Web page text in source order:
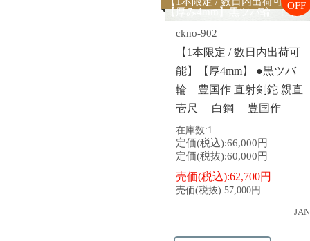
【厚み4mm】黒ツバ輪 白鋼
OFF
ckno-902
【1本限定 / 数日内出荷可
能】【厚4mm】 ●黒ツバ
輪 豊国作 直射剣鉈 親直
壱尺 白鋼 豊国作
在庫数:1
定価(税込):66,000円
定価(税抜):60,000円
売価(税込):62,700円
売価(税抜):57,000円